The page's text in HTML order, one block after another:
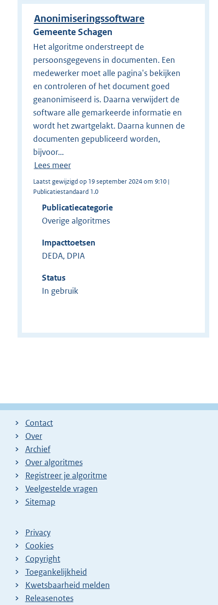
Anonimiseringssoftware
Gemeente Schagen
Het algoritme onderstreept de
persoonsgegevens in documenten. Een
medewerker moet alle pagina's bekijken
en controleren of het document goed
geanonimiseerd is. Daarna verwijdert de
software alle gemarkeerde informatie en
wordt het zwartgelakt. Daarna kunnen de
documenten gepubliceerd worden,
bijvoor...
Lees meer
Laatst gewijzigd op 19 september 2024 om 9:10 |
Publicatiestandaard 1.0
Publicatiecategorie
Overige algoritmes
Impacttoetsen
DEDA, DPIA
Status
In gebruik
Contact
Over
Archief
Over algoritmes
Registreer je algoritme
Veelgestelde vragen
Sitemap
Privacy
Cookies
Copyright
Toegankelijkheid
Kwetsbaarheid melden
Releasenotes